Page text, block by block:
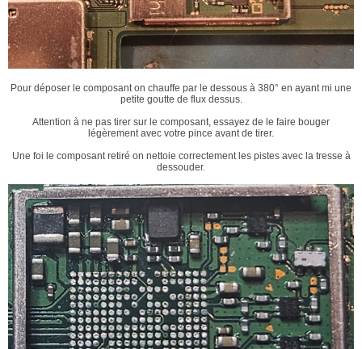
Pour déposer le composant on chauffe par le dessous à 380° en ayant mi une
petite goutte de flux dessus.
Attention à ne pas tirer sur le composant, essayez de le faire bouger
légèrement avec votre pince avant de tirer.
Une foi le composant retiré on nettoie correctement les pistes avec la tresse à
dessouder.